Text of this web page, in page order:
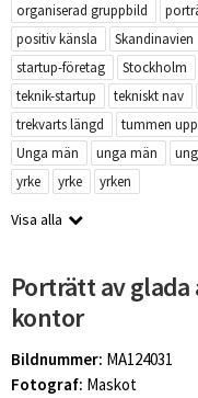
organiserad gruppbild
positiv känsla
Skandinavien
startup-företag
Stockholm
teknik-startup
tekniskt nav
trekvarts längd
tummen upp
Unga män
unga män
yrke
yrke yrken
Visa alla
Porträtt av
kontor
Bildnummer: MA124031
Fotograf: Maskot